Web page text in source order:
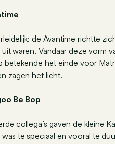
de Avantime richtte
waren. Vandaar deze
het einde voor
zagen het licht.
Be Bop
collega’s gaven de kleine
te speciaal en vooral te